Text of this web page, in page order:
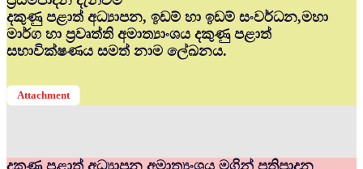
දකුණු පළාත් අධ්‍යාපන, ඉඩම් හා ඉඩම් සංවර්ධන,මහා
මාර්ග හා ප්‍රවෘත්ති අමාත්‍යාංශය දකුණු පළාත්
සභාවික්ෂණය සමත් නාම ලේඛනය.
Attachment